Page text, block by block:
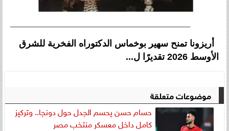
أريزونا تمنح سهير بوخماس الدكتوراه الفخرية للشرق
الأوسط 2026 تقديرًا ل...
موضوعات متعلقة
حسام حسن يحسم الجدل حول دونجا.. وتركيز
كامل داخل معسكر منتخب مصر